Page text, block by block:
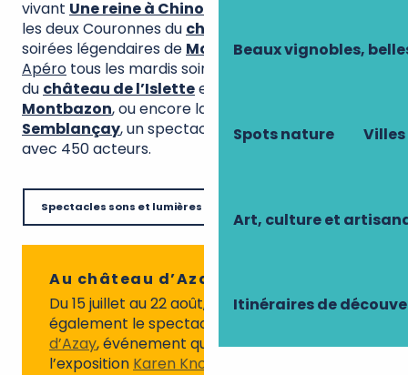
Beaux vignobles,
Spots nature
Art, culture et
Itinéraires de
vivant Une reine à Chinon
les deux Couronnes du château de Langeais
soirées légendaires de Montrésor, lesValmer
Apéro tous les mardis soirs, les soirées musicales
du château de l’Isletteet de la
Montbazon, ou encore la
Semblançay, un spectacle historique grandiose
avec 450 acteurs.
Spectacles sons et lumières
Au château d’Azay-le-Rideau
Du 15 juillet au 22 août, découvrez
également le spectacle
d’Azay, événement qui s’ajoute à
l’exposition Karen Knor habite le château